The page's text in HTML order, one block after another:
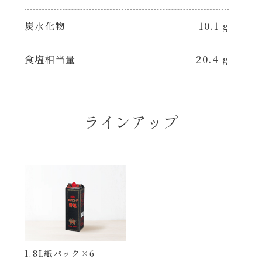
炭水化物 10.1 g
食塩相当量 20.4 g
ラインアップ
1.8L紙パック×6